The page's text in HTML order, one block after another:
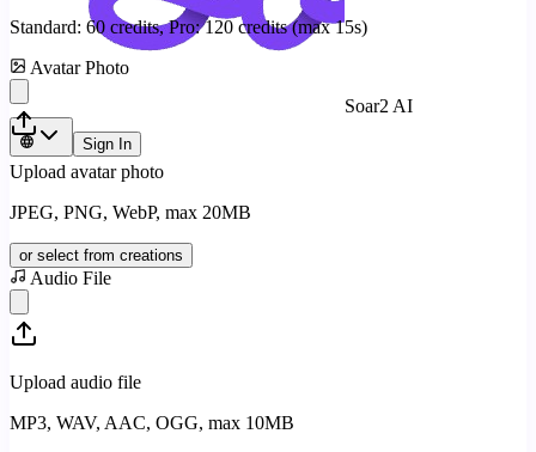
Soar2 AI
Sign In
Standard: 60 credits, Pro:120 credits (max 15s)
Avatar Photo
Upload avatar photo
JPEG, PNG, WebP, max 20MB
or select from creations
Audio File
Upload audio file
MP3, WAV, AAC, OGG, max 10MB